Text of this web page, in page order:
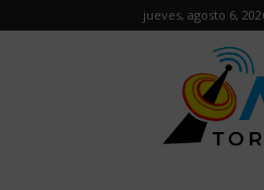
jueves, agosto 6,